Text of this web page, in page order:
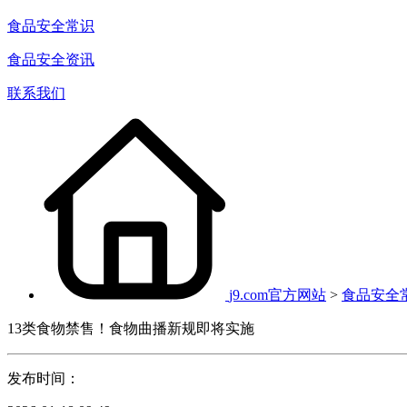
食品安全常识
食品安全资讯
联系我们
j9.com官方网站 > 食品安全
13类食物禁售！食物曲播新规即将实施
发布时间：